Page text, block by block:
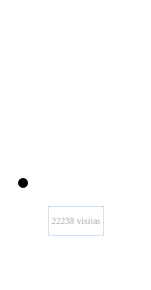
22238 visitas